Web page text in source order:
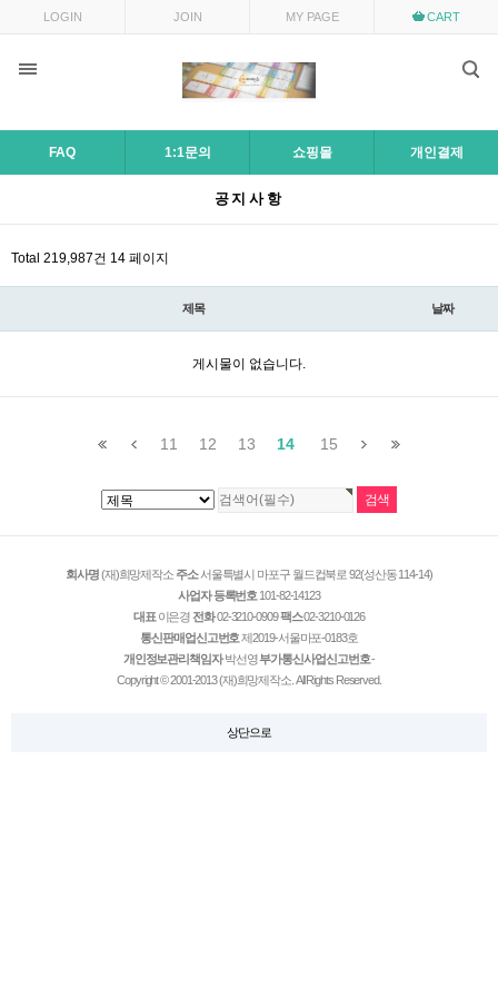
LOGIN JOIN MY PAGE CART
FAQ 1:1문의 쇼핑몰 개인결제
공지사항
Total 219,987건 14 페이지
제목 날짜
게시물이 없습니다.
11 12 13 14 15
회사명(재)희망제작소 주소서울특별시 마포구 월드컵북로 92(성산동 114-14)
사업자 등록번호 101-82-14123
대표이은경 전화02-3210-0909팩스02-3210-0126
통신판매업신고번호제2019-서울마포-0183호
개인정보관리책임자박선영부가통신사업신고번호-
Copyright © 2001-2013 (재)희망제작소. All Rights Reserved.
상단으로